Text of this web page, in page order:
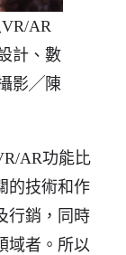
AR
計、數
影╱陳
AR功能比
的技術和作
行銷，同時
域者。所以